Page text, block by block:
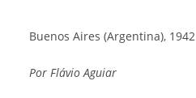
Buenos Aires (Argentina), 1942
Por Flávio Aguiar